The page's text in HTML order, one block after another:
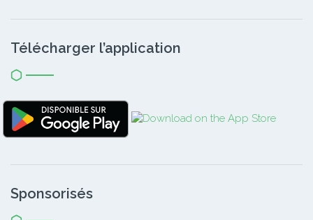
Télécharger l’application
Sponsorisés